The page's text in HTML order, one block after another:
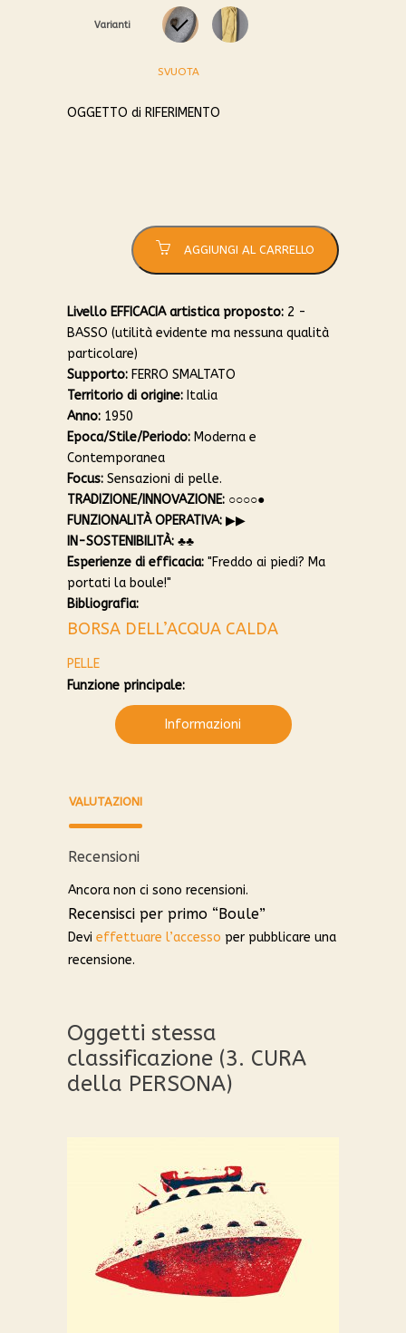
Varianti
0
SVUOTA
OGGETTO di RIFERIMENTO
AGGIUNGI AL CARRELLO
Livello EFFICACIA artistica proposto: 2 -
BASSO (utilità evidente ma nessuna qualità
particolare)
Supporto: FERRO SMALTATO
Territorio di origine: Italia
Anno: 1950
Epoca/Stile/Periodo: Moderna e
Contemporanea
Focus: Sensazioni di pelle.
TRADIZIONE/INNOVAZIONE: ○○○○●
FUNZIONALITÀ OPERATIVA: ▶︎▶︎
IN-SOSTENIBILITÀ: ♣︎♣︎
Esperienze di efficacia: "Freddo ai piedi? Ma
portati la boule!"
Bibliografia:
BORSA DELL’ACQUA CALDA
PELLE
Funzione principale:
Informazioni
VALUTAZIONI
Recensioni
Ancora non ci sono recensioni.
Recensisci per primo “Boule”
Devi effettuare l’accesso per pubblicare una
recensione.
Oggetti stessa
classificazione (3. CURA
della PERSONA)